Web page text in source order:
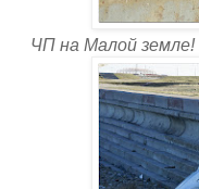
ЧП на Малой земле!